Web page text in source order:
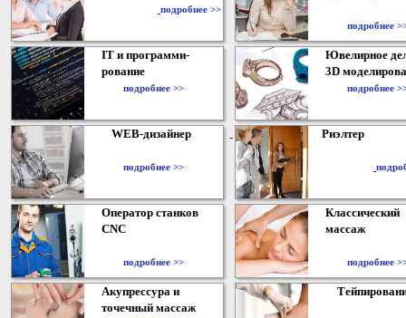
подробнее >>
подробнее
IT и программи-
рование
подробнее >>
Ювелирное
3D
подробнее
WEB-дизайнер
подробнее >>
Риэлтер
Оператор станков
CNC
подробнее >>
Классический
массаж
подробнее
Акупрессура и
точечный массаж